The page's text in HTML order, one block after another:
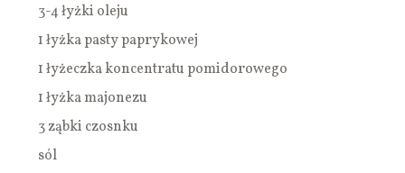
3-4 łyżki oleju
1 łyżka pasty paprykowej
1 łyżeczka koncentratu pomidorowego
1 łyżka majonezu
3 ząbki czosnku
sól